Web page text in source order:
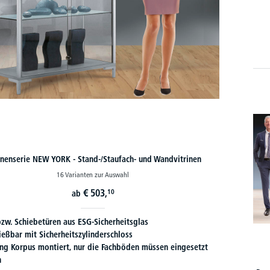
NEW YORK - Stand-/Staufach- und Wandvitrinen
16 Varianten zur Auswahl
ab € 503,10
Schiebetüren aus ESG-Sicherheitsglas
mit Sicherheitszylinderschloss
Korpus montiert, nur die Fachböden müssen eingesetzt